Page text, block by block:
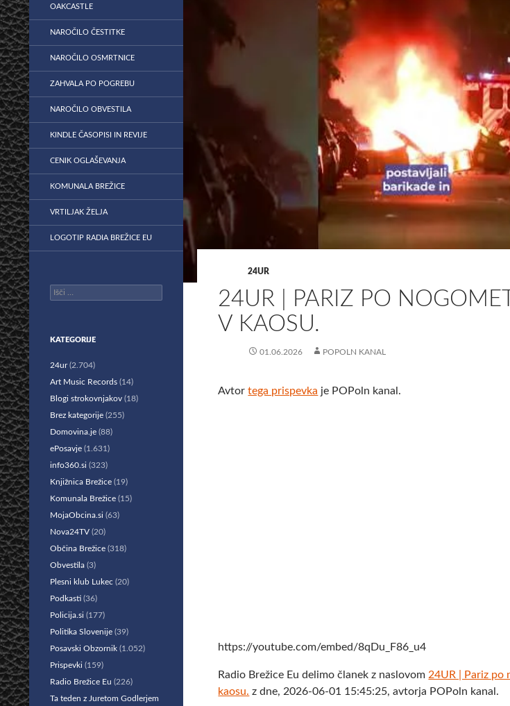
24UR
24UR | PARIZ PO
V KAOSU.
01.06.2026 POPOLN KANAL
Avtortega prispevka je POPoln kanal.
https://youtube.com/embed/8qDu_F86_u4
Radio Brežice Eu delimo članek z naslovom24UR | Pariz po
kaosu. z dne, 2026-06-01 15:45:25, avtorja POPoln kanal.
OAKCASTLE
NAROČILO ČESTITKE
NAROČILO OSMRTNICE
ZAHVALA PO POGREBU
NAROČILO OBVESTILA
KINDLE ČASOPISI IN REVIJE
CENIK OGLAŠEVANJA
KOMUNALA BREŽICE
VRTILJAK ŽELJA
LOGOTIP RADIA BREŽICE EU
Išči:
KATEGORIJE
24ur(2.704)
Art Music Records (14)
Blogi strokovnjakov (18)
Brez kategorije (255)
Domovina.je (88)
ePosavje (1.631)
info360.si (323)
Knjižnica Brežice (19)
Komunala Brežice (15)
MojaObcina.si (63)
Nova24TV (20)
Občina Brežice (318)
Obvestila (3)
Plesni klub Lukec (20)
Podkasti (36)
Policija.si (177)
Politika Slovenije (39)
Posavski Obzornik (1.052)
Prispevki (159)
Radio Brežice Eu (226)
Ta teden z Juretom Godlerjem